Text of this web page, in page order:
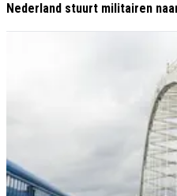
Nederland stuurt militairen